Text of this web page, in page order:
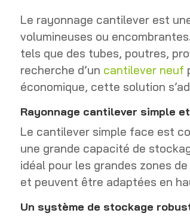
Le rayonnage cantilever est
volumineuses ou
tels que des tubes, poutres,
recherche d’un cantilever neuf
économique, cette solution
Rayonnage cantilever simple
Le cantilever simple face est
une grande capacité de
idéal pour les grandes zones
et peuvent être adaptées en
Un système de stockage